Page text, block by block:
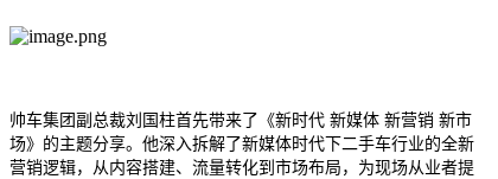
帅车集团 副总裁刘国柱首先带来了《新时代 新媒体 新营销 新市
场》的主题分享。他深入拆解了新媒体时代下二手车行业的全新
营销逻辑，从内容搭建、流量转化到市场布局，为现场从业者提